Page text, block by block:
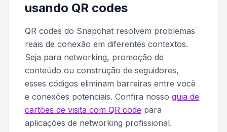
usando QR codes
QR codes do Snapchat resolvem problemas
reais de conexão em diferentes contextos.
Seja para networking, promoção de
conteúdo ou construção de seguidores,
esses códigos eliminam barreiras entre você
e conexões potenciais. Confira nosso guia de
cartões de visita com QR code para
aplicações de networking profissional.